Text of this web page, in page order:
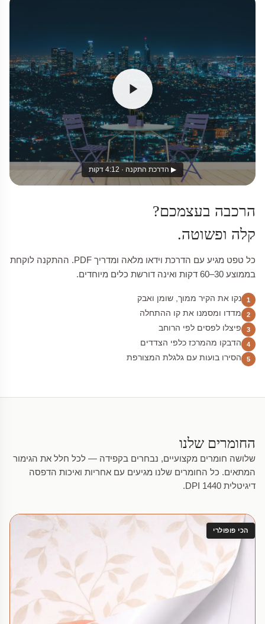
▶ הדרכת התקנה · 4:12 דקות
הרכבה בעצמכם?
קלה ופשוטה.
כל טפט מגיע עם הדרכת וידאו מלאה ומדריך PDF. ההתקנה לוקחת
בממוצע 30–60 דקות ואינה דורשת כלים מיוחדים.
1 נקו את הקיר ממוך, שומן ואבק
2 מדדו ומסמנו את קו ההתחלה
3 פיצלו לפסים לפי הרוחב
4 הדבקו מהמרכז כלפי הצדדים
5 הסירו בועות עם גלגלת המצורפת
החומרים שלנו
שלושה חומרים מקצועיים, נבחרים בקפידה — לכל חלל את הגימור
המתאים. כל החומרים שלנו מגיעים עם אחריות ואיכות הדפסה
דיגיטלית 1440 DPI.
הכי פופולרי